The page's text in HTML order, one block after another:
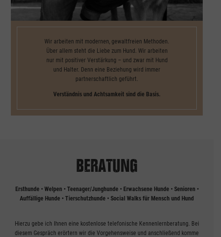
Wir arbeiten mit modernen, gewaltfreien Methoden.
Über allem steht die Liebe zum Hund. Wir arbeiten
nur mit positiver Verstärkung – und zwar mit Hund
und Halter. Denn eine Beziehung wird immer
partnerschaftlich geführt.
Verständnis und Achtsamkeit sind die Basis.
BERATUNG
Ersthunde • Welpen • Teenager/Junghunde • Erwachsene Hunde • Senioren •
Auffällige Hunde • Tierschutzhunde • Social Walks für Mensch und Hund
Hierzu gebe ich Ihnen eine kostenlose telefonische Kennenlernberatung. Bei
diesem Gespräch erörtern wir die Vorgehensweise und anschließend komme